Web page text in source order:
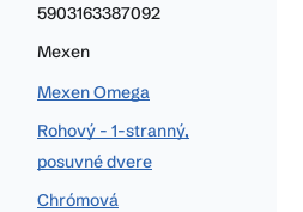
5903163387092
Mexen
Mexen Omega
Rohový - 1-stranný,
posuvné dvere
Chrómová